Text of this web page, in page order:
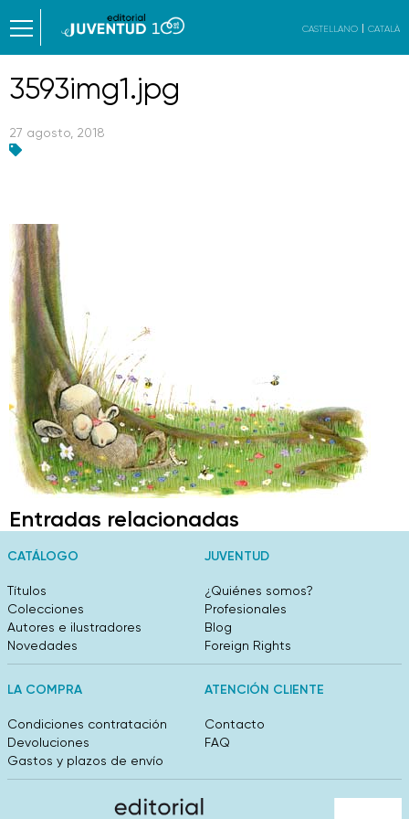
CASTELLANO CATALÀ
3593img1.jpg
27 agosto, 2018
Entradas relacionadas
CATÁLOGO
Títulos
Colecciones
Autores e ilustradores
Novedades
JUVENTUD
¿Quiénes somos?
Profesionales
Blog
Foreign Rights
LA COMPRA
Condiciones contratación
Devoluciones
Gastos y plazos de envío
ATENCIÓN CLIENTE
Contacto
FAQ